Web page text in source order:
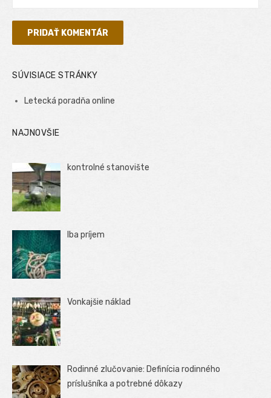
SÚVISIACE STRÁNKY
Letecká poradňa online
NAJNOVŠIE
kontrolné stanovište
Iba príjem
Vonkajšie náklad
Rodinné zlučovanie: Definícia rodinného
príslušníka a potrebné dôkazy